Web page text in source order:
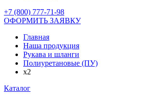
+7 (800) 777-71-98
ОФОРМИТЬ ЗАЯВКУ
Главная
Наша продукция
Рукава и шланги
Полиуретановые (ПУ)
x2
Каталог